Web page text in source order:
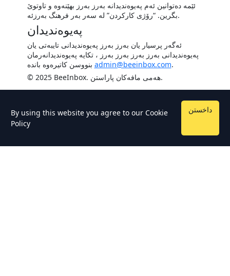
ئێمە دەتوانین ئەم پەیوەندیدانە بەرز بەرز بهێنەوە و تاوتوێ
بگرین. “رۆژی کارکردن” لە سەر بەر فرهنگ بەرزئە.
پەیوەندیدان
ئەگەر پرسیار یان بەرز بەرز پەیوەندیدانی تایبەتی یان
پەیوەندیدانی بەرز بەرز بەرز بەرز ، تکایە پەیوەندیدانەرمان
admin@beeinbox.com.
© 2025 BeeInbox. هەمی مافەکان پاراستن.
By using this website you agree to our Cookie
Policy
داخستن